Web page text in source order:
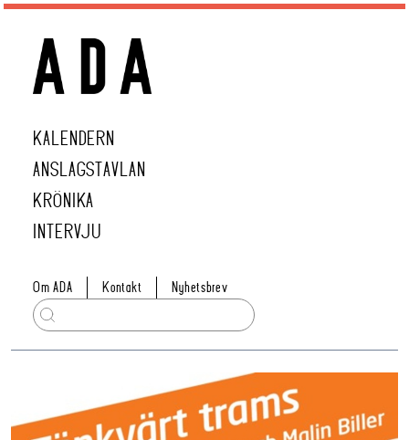
KALENDERN
ANSLAGSTAVLAN
KRÖNIKA
INTERVJU
Om ADA Kontakt Nyhetsbrev